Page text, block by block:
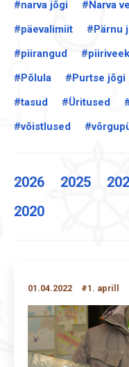
#narva jõgi
#Narva
#päevalimiit
#Pärnu
#piirangud
#Põlula
#Purtse jõgi
#tasud
#Üritused
#võistlused
2026 2025
2020
01.04.2022 #1. aprill